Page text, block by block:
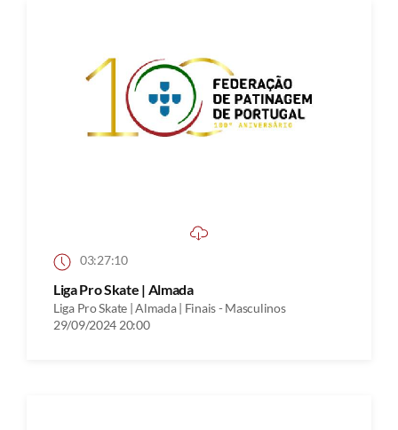
03:27:10
Liga Pro Skate | Almada
Liga Pro Skate | Almada | Finais - Masculinos
29/09/2024 20:00